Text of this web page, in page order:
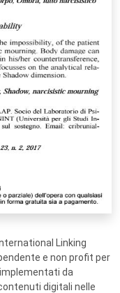
Linking
e non profit per
da
digitali nelle